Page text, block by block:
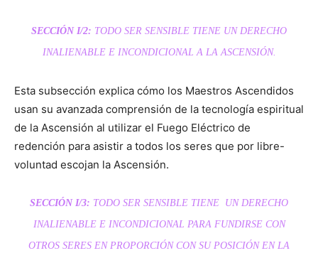
SECCIÓN I/2: TODO SER SENSIBLE TIENE UN DERECHO
INALIENABLE E INCONDICIONAL A LA ASCENSIÓN.
Esta subsección explica cómo los Maestros Ascendidos
usan su avanzada comprensión de la tecnología espiritual
de la Ascensión al utilizar el Fuego Eléctrico de
redención para asistir a todos los seres que por libre-
voluntad escojan la Ascensión.
SECCIÓN I/3: TODO SER SENSIBLE TIENE UN DERECHO
INALIENABLE E INCONDICIONAL PARA FUNDIRSE CON
OTROS SERES EN PROPORCIÓN CON SU POSICIÓN EN LA